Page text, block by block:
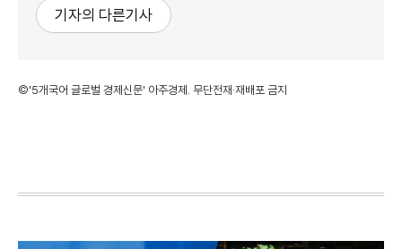
기자의 다른기사
©'5개국어 글로벌 경제신문' 아주경제. 무단전재·재배포 금지